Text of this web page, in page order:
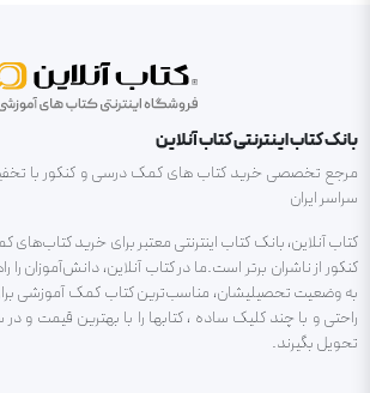
بانک کتاب اینترنتی کتاب آنلاین
مرجع تخصصی خرید کتاب های کمک درسی و کنکور با
سراسر ایران
کتاب آنلاین، بانک کتاب اینترنتی معتبر برای خرید
کنکور از ناشران برتر است.ما در کتاب آنلاین، دانش‌آموزان را
به وضعیت تحصیلیشان، مناسب‌ترین کتاب کمک آموزشی
راحتی و با چند کلیک ساده ، کتابها را با بهترین قیمت و
تحویل بگیرند.